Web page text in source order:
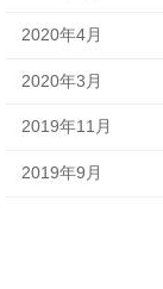
2020年4月
2020年3月
2019年11月
2019年9月